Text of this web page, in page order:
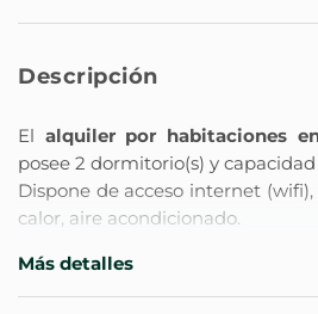
Descripción
El alquiler por habitaciones
posee 2 dormitorio(s) y
Dispone de acceso internet
calor, aire acondicionado.
Más detalles